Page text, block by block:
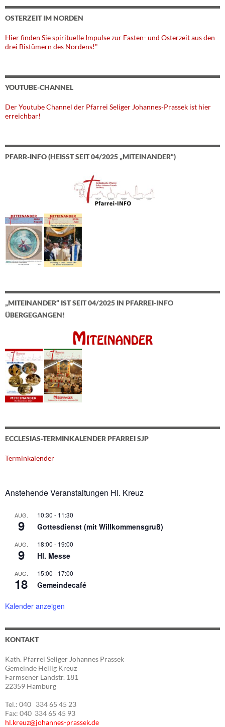
OSTERZEIT IM NORDEN
Hier finden Sie spirituelle Impulse zur Fasten- und Osterzeit aus den
drei Bistümern des Nordens!"
YOUTUBE-CHANNEL
Der Youtube Channel der Pfarrei Seliger Johannes-Prassek ist hier
erreichbar!
PFARR-INFO (HEISST SEIT 04/2025 „MITEINANDER“)
„MITEINANDER“ IST SEIT 04/2025 IN PFARREI-INFO
ÜBERGEGANGEN!
ECCLESIAS-TERMINKALENDER PFARREI SJP
Terminkalender
Anstehende Veranstaltungen Hl. Kreuz
AUG.
9
10:30 - 11:30
Gottesdienst (mit Willkommensgruß)
AUG.
9
18:00 - 19:00
Hl. Messe
AUG.
18
15:00 - 17:00
Gemeindecafé
Kalender anzeigen
KONTAKT
Kath. Pfarrei Seliger Johannes Prassek
Gemeinde Heilig Kreuz
Farmsener Landstr. 181
22359 Hamburg
Tel.: 040 334 65 45 23
Fax: 040 334 65 45 93
hl.kreuz@johannes-prassek.de